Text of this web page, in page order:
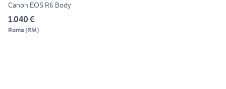
Canon EOS R6 Body
1.040 €
Roma (RM)